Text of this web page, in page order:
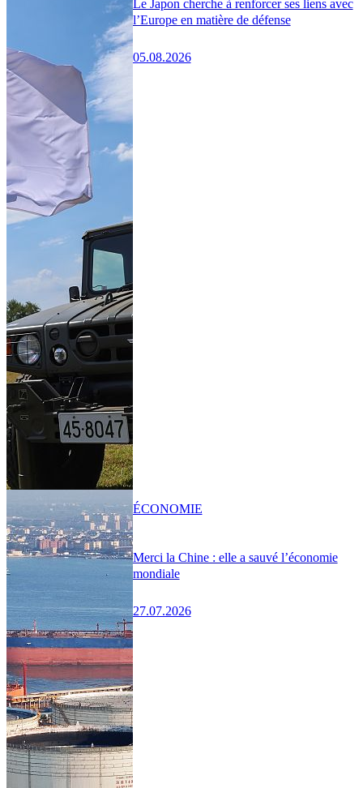
Le Japon cherche à renforcer ses liens avec
l’Europe en matière de défense
05.08.2026
Merci la Chine : elle a sauvé l’économie
mondiale
27.07.2026
ÉCONOMIE